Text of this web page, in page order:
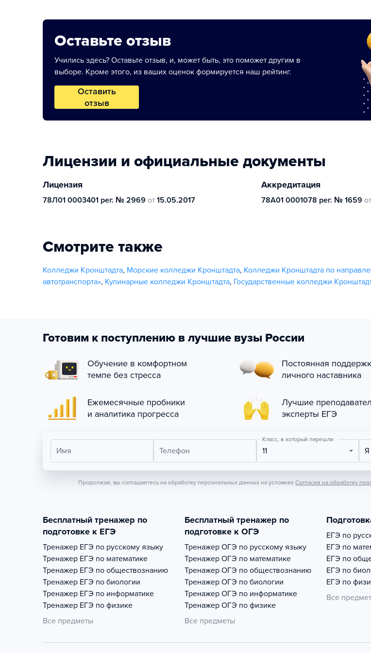
Оставьте отзыв
Учились здесь? Оставьте отзыв, и, может быть, это поможет другим в
выборе. Кроме этого, из ваших оценок формируется наш рейтинг.
Оставить
отзыв
Лицензии и официальные документы
Лицензия
78Л01 0003401 рег. № 2969 от 15.05.2017
Аккредитация
78А01 0001078 рег. № 1659 от
Смотрите также
Колледжи Кронштадта, Морские колледжи Кронштадта, Колледжи Кронштадта по
автотранспорта», Кулинарные колледжи Кронштадта, Государственные колледжи
Готовим к поступлению в лучшие вузы России
Обучение в комфортном
темпе без стресса
Постоянная
личного наставника
Ежемесячные пробники
и аналитика прогресса
Лучшие
эксперты ЕГЭ
Имя Телефон
Класс, в который перешли
11
Продолжая, вы соглашаетесь на обработку персональных данных на условиях Согласия на обработку
Бесплатный тренажер по
подготовке к ЕГЭ
Тренажер ЕГЭ по русскому языку
Тренажер ЕГЭ по математике
Тренажер ЕГЭ по обществознанию
Тренажер ЕГЭ по биологии
Тренажер ЕГЭ по информатике
Тренажер ЕГЭ по физике
Все предметы
Бесплатный тренажер по
подготовке к ОГЭ
Тренажер ОГЭ по русскому языку
Тренажер ОГЭ по математике
Тренажер ОГЭ по обществознанию
Тренажер ОГЭ по биологии
Тренажер ОГЭ по информатике
Тренажер ОГЭ по физике
Все предметы
ЕГЭ по
ЕГЭ по
ЕГЭ по
ЕГЭ по
ЕГЭ по
Все